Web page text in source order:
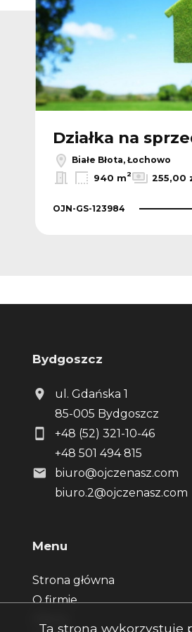
Działka na
Białe Błota, Łochowo
940 m2 255,00
OJN-GS-123984
Bydgoszcz
ul. Gdańska 1
85-005 Bydgoszcz
+48 (52) 321-10-46
+48 501 494 815
biuro@ojczenasz.com
biuro.2@ojczenasz.com
Menu
Strona główna
O firmie
Ta strona wykorzystuje